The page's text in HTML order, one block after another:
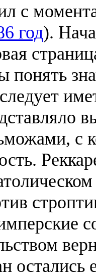
с
год).
понять
с
остались